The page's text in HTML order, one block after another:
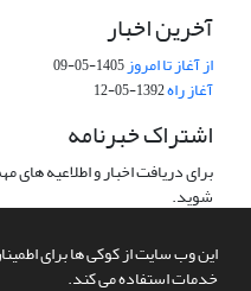
این وب سایت از کوکی ها برای
خدمات استفاده می کند.
آخرین اخبار
از آغاز تا امروز1405-05-09
آغاز راه1392-05-12
اشتراک خبرنامه
برای دریافت اخبار و اطلاعیه
شوید.